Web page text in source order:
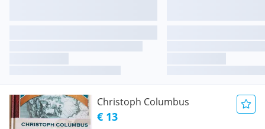
Christoph Columbus
€ 13